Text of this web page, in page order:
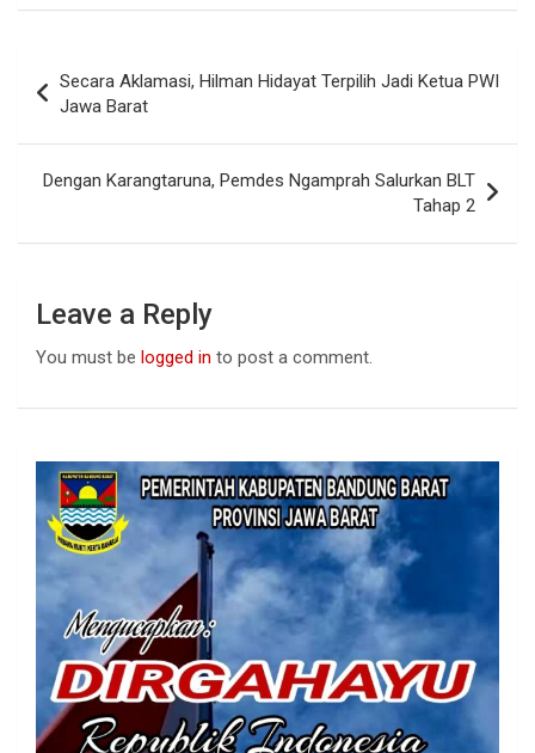
ce
o
o
k
at
s
A
p
p
ke
dI
n
navigation
Secara Aklamasi, Hilman Hidayat Terpilih Jadi Ketua PWI
Jawa Barat
Dengan Karangtaruna, Pemdes Ngamprah Salurkan BLT
Tahap 2
Leave a Reply
You must be logged in to post a comment.